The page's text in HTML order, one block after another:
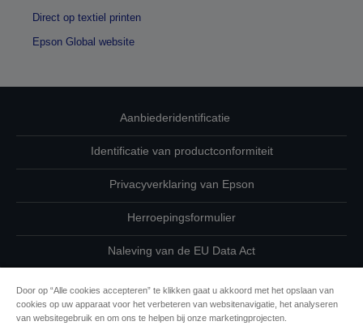
Direct op textiel printen
Epson Global website
Aanbiederidentificatie
Identificatie van productconformiteit
Privacyverklaring van Epson
Herroepingsformulier
Naleving van de EU Data Act
Cookie-informatie
Door op “Alle cookies accepteren” te klikken gaat u akkoord met het opslaan van
cookies op uw apparaat voor het verbeteren van websitenavigatie, het analyseren
van websitegebruik en om ons te helpen bij onze marketingprojecten.